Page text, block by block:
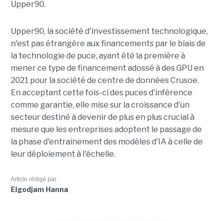
Upper90.
Upper90, la société d'investissement technologique,
n'est pas étrangère aux financements par le biais de
la technologie de puce, ayant été la première à
mener ce type de financement adossé à des GPU en
2021 pour la société de centre de données Crusoe.
En acceptant cette fois-ci des puces d'inférence
comme garantie, elle mise sur la croissance d'un
secteur destiné à devenir de plus en plus crucial à
mesure que les entreprises adoptent le passage de
la phase d'entraînement des modèles d'IA à celle de
leur déploiement à l'échelle.
Article rédigé par
Elgodjam Hanna